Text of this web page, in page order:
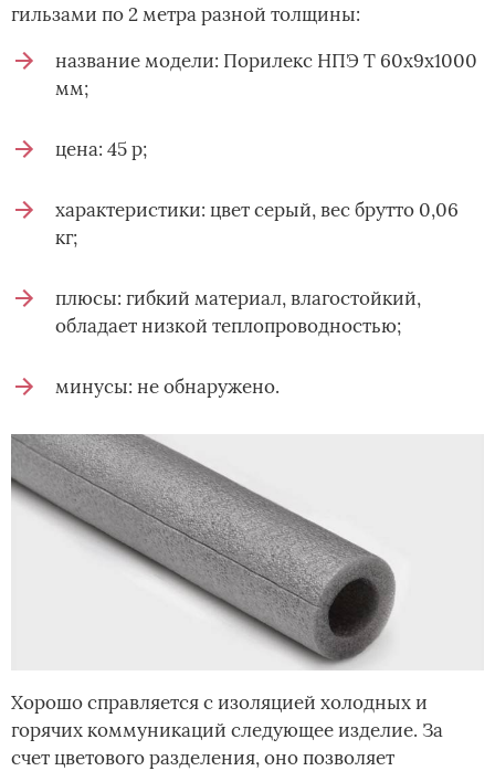
гильзами по 2 метра разной толщины:
название модели: Порилекс НПЭ Т 60х9х1000
мм;
цена: 45 р;
характеристики: цвет серый, вес брутто 0,06
кг;
плюсы: гибкий материал, влагостойкий,
обладает низкой теплопроводностью;
минусы: не обнаружено.
Хорошо справляется с изоляцией холодных и
горячих коммуникаций следующее изделие. За
счет цветового разделения, оно позволяет